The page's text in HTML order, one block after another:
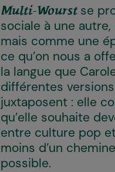
Multi-Wourst se
sociale à une
mais comme une
ce qu’on nous a
la langue que
différentes
juxtaposent : elle
qu’elle souhaite
entre culture pop
moins d’un
possible.